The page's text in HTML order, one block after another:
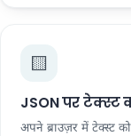
🟨
JSON पर टेक्स्ट
अपने ब्राउज़र में टेक्स्ट